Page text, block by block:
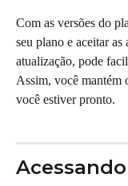
Com as versões do
seu plano e aceitar
atualização, pode
Assim, você mantém
você estiver pronto.